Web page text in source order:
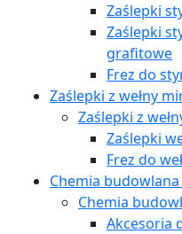
Zaślepki
Zaślepki
grafitowe
Frez do
Zaślepki z wełny
Zaślepki z
Zaślepki
Frez do
Chemia
Chemia
Akcesoria